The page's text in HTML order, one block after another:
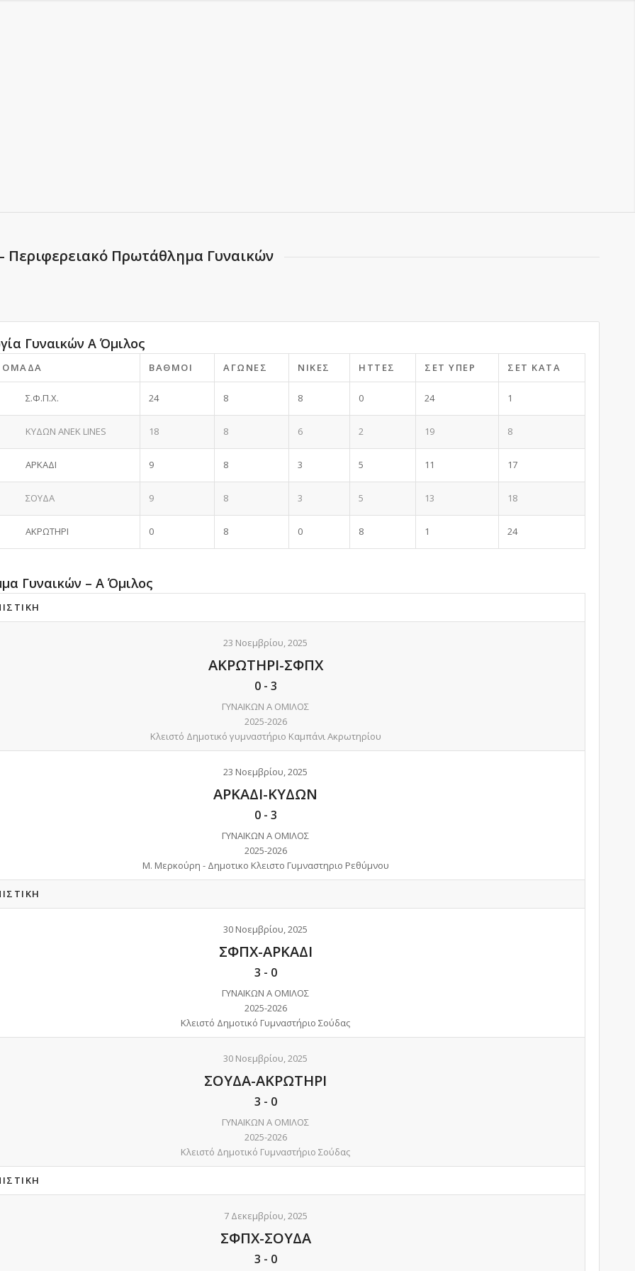
– Περιφερειακό Πρωτάθλημα Γυναικών
Γυναικών Α Όμιλος
ΟΜΆΔΑ ΒΑΘΜΟΊ ΑΓΏΝΕΣ ΝΊΚΕΣ ΉΤΤΕΣ ΣΕΤ ΥΠΈΡ ΣΕΤ ΚΑΤΆ
Σ.Φ.Π.Χ. 24 8 8 0 24 1
ΚΥΔΩΝ ANEK LINES 18 8 6 2 19 8
ΑΡΚΑΔΙ 9 8 3 5 11 17
ΣΟΥΔΑ 9 8 3 5 13 18
ΑΚΡΩΤΗΡΙ 0 8 0 8 1 24
Γυναικών – Α Όμιλος
23 Νοεμβρίου, 2025
ΑΚΡΩΤΗΡΙ-ΣΦΠΧ
0- 3
ΓΥΝΑΙΚΩΝ Α ΟΜΙΛΟΣ
2025-2026
Κλειστό Δημοτικό γυμναστήριο Καμπάνι Ακρωτηρίου
23 Νοεμβρίου, 2025
ΑΡΚΑΔΙ-ΚΥΔΩΝ
0- 3
ΓΥΝΑΙΚΩΝ Α ΟΜΙΛΟΣ
2025-2026
Μ. Μερκούρη - Δημοτικο Κλειστο Γυμναστηριο Ρεθύμνου
30 Νοεμβρίου, 2025
ΣΦΠΧ-ΑΡΚΑΔΙ
3 - 0
ΓΥΝΑΙΚΩΝ Α ΟΜΙΛΟΣ
2025-2026
Κλειστό Δημοτικό Γυμναστήριο Σούδας
30 Νοεμβρίου, 2025
ΣΟΥΔΑ-ΑΚΡΩΤΗΡΙ
3 - 0
ΓΥΝΑΙΚΩΝ Α ΟΜΙΛΟΣ
2025-2026
Κλειστό Δημοτικό Γυμναστήριο Σούδας
7 Δεκεμβρίου, 2025
ΣΦΠΧ-ΣΟΥΔΑ
3 - 0